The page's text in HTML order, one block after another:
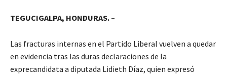
TEGUCIGALPA, HONDURAS. –
Las fracturas internas en el Partido Liberal vuelven a quedar
en evidencia tras las duras declaraciones de la
exprecandidata a diputada Lidieth Díaz, quien expresó